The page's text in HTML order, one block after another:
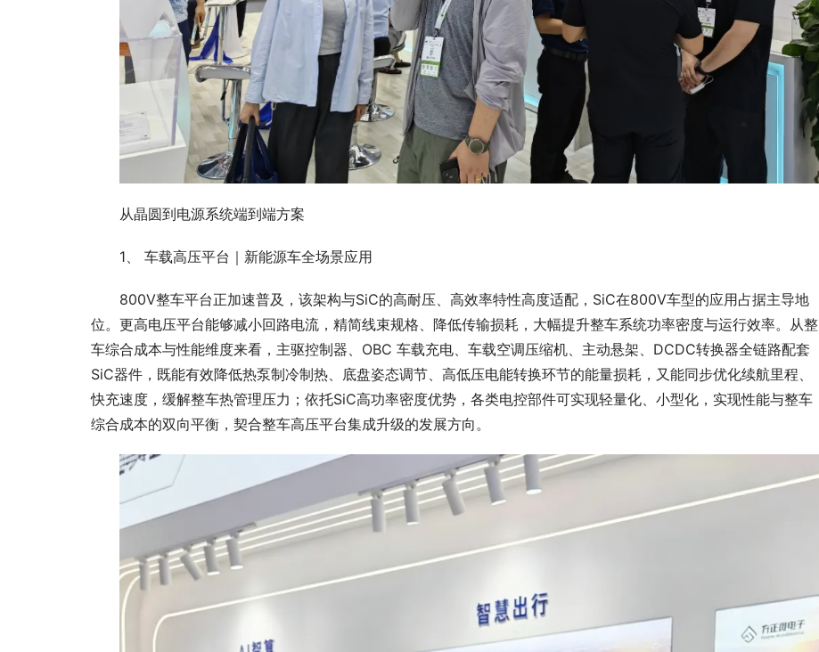
从晶圆到电源系统端到端方案
1、 车载高压平台｜新能源车全场景应用
800V整车平台正加速普及，该架构与SiC的高耐压、高效率特性高度适配，SiC在800V车型的应用占据主导地
位。更高电压平台能够减小回路电流，精简线束规格、降低传输损耗，大幅提升整车系统功率密度与运行效率。从整
车综合成本与性能维度来看，主驱控制器、OBC 车载充电、车载空调压缩机、主动悬架、DCDC转换器全链路配套
SiC器件，既能有效降低热泵制冷制热、底盘姿态调节、高低压电能转换环节的能量损耗，又能同步优化续航里程、
快充速度，缓解整车热管理压力；依托SiC高功率密度优势，各类电控部件可实现轻量化、小型化，实现性能与整车
综合成本的双向平衡，契合整车高压平台集成升级的发展方向。